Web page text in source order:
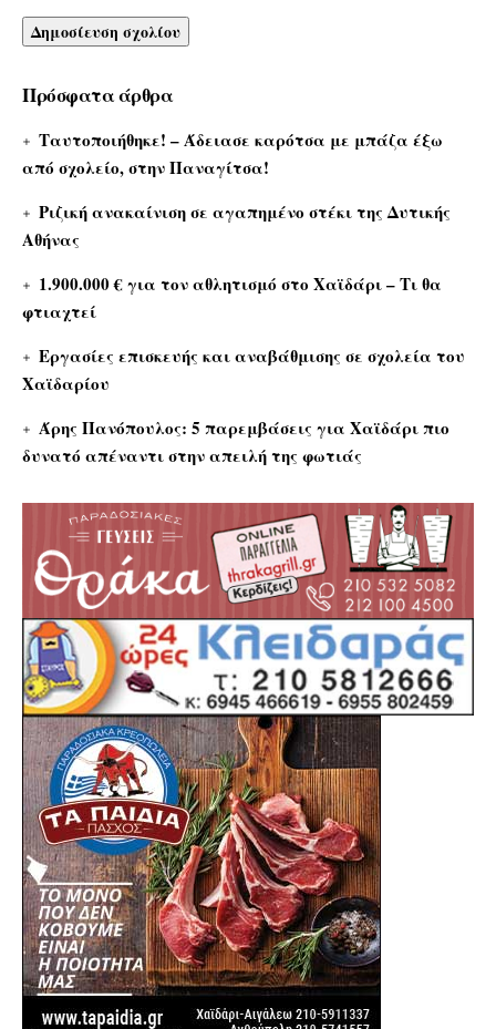
Πρόσφατα άρθρα
Ταυτοποιήθηκε! – Άδειασε καρότσα με μπάζα έξω
από σχολείο, στην Παναγίτσα!
Ριζική ανακαίνιση σε αγαπημένο στέκι της Δυτικής
Αθήνας
1.900.000 € για τον αθλητισμό στο Χαϊδάρι – Τι θα
φτιαχτεί
Εργασίες επισκευής και αναβάθμισης σε σχολεία του
Χαϊδαρίου
Άρης Πανόπουλος: 5 παρεμβάσεις για Χαϊδάρι πιο
δυνατό απέναντι στην απειλή της φωτιάς